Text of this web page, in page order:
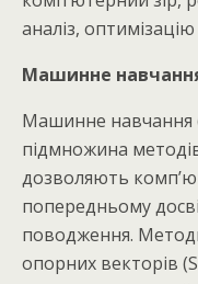
аналіз,
Машинне
Машинне навчання
підмножина
дозволяють
попередньому
поводження.
опорних векторів